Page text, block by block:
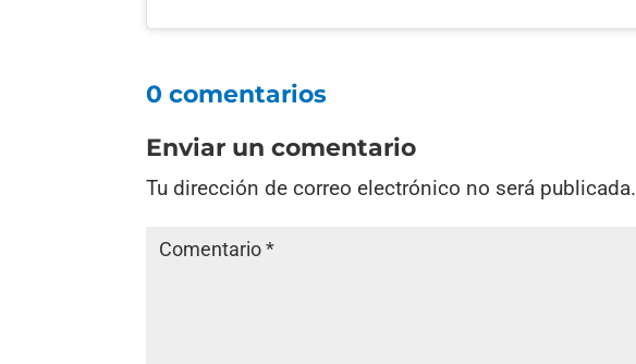
0 comentarios
Enviar un comentario
Tu dirección de correo electrónico no será publicada.